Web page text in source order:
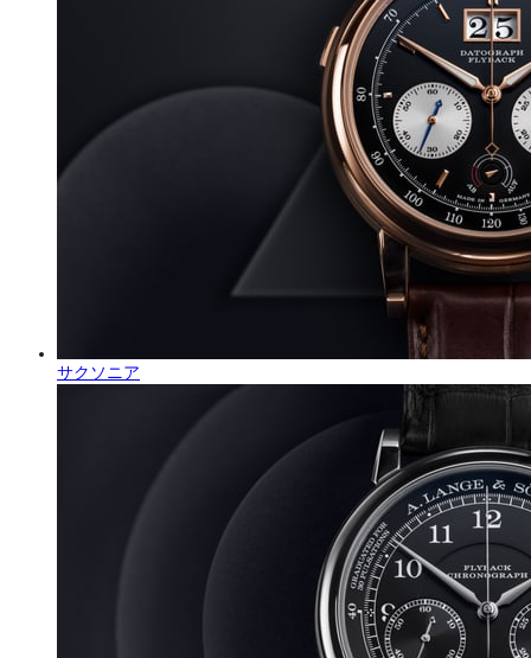
サクソニア